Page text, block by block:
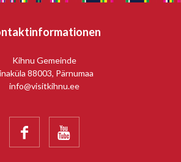
Kihnu Gemeinde
88003, Pärnumaa
info@visitkihnu.ee
 